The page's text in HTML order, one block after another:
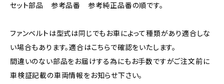
セット部品 参考品番 参考純正品番の順です。
ファンベルトは型式は同じでもお車によって種類があり適合しな
い場合もあります。適合はこちらで確認をいたします。
間違いのない部品をお届けする為にもお手数ですがご注文前に
車検証記載の車両情報をお知らせ下さい。